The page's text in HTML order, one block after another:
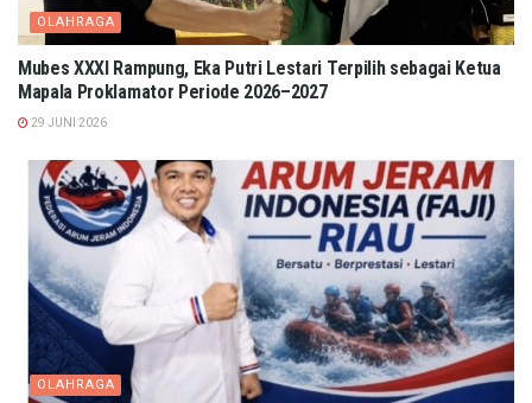
OLAHRAGA
Mubes XXXI Rampung, Eka Putri Lestari Terpilih sebagai Ketua
Mapala Proklamator Periode 2026–2027
29 JUNI 2026
OLAHRAGA